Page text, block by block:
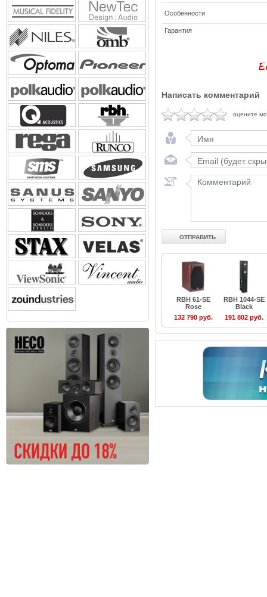
Особенности
Гарантия
Написать комментарий
оцените
RBH 61-SE
Rose
132 790 руб.
RBH 1044-SE
Black
191 802 руб.